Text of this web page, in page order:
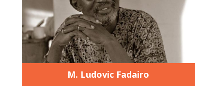
M. Ludovic Fadairo